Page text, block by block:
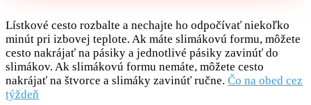
Lístkové cesto rozbalte a nechajte ho odpočívať niekoľko
minút pri izbovej teplote. Ak máte slimákovú formu, môžete
cesto nakrájať na pásiky a jednotlivé pásiky zavinúť do
slimákov. Ak slimákovú formu nemáte, môžete cesto
nakrájať na štvorce a slimáky zavinúť ručne. Čo na obed cez
týždeň